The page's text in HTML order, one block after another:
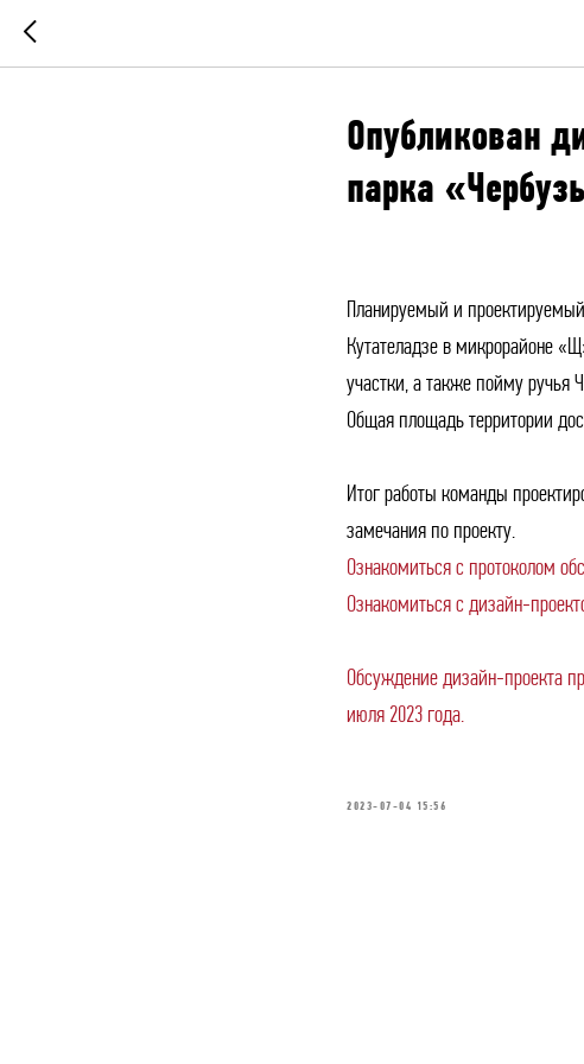
Опубликован
парка
Планируемый и
Кутателадзе в микрорайоне
участки, а также пойму ручья
Общая площадь территории
Итог работы команды
замечания по проекту.
Ознакомиться с протоколом
Ознакомиться с дизайн-
Обсуждение дизайн-проекта
июля 2023 года.
2023-07-04 15:56